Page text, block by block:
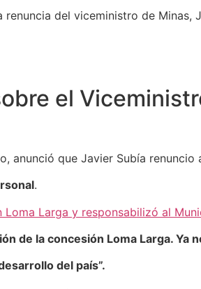
renuncia del viceministro de Minas,
el
anunció que Javier Subía renuncio
.
Larga y responsabilizó al
de la concesión Loma Larga.
del país”.